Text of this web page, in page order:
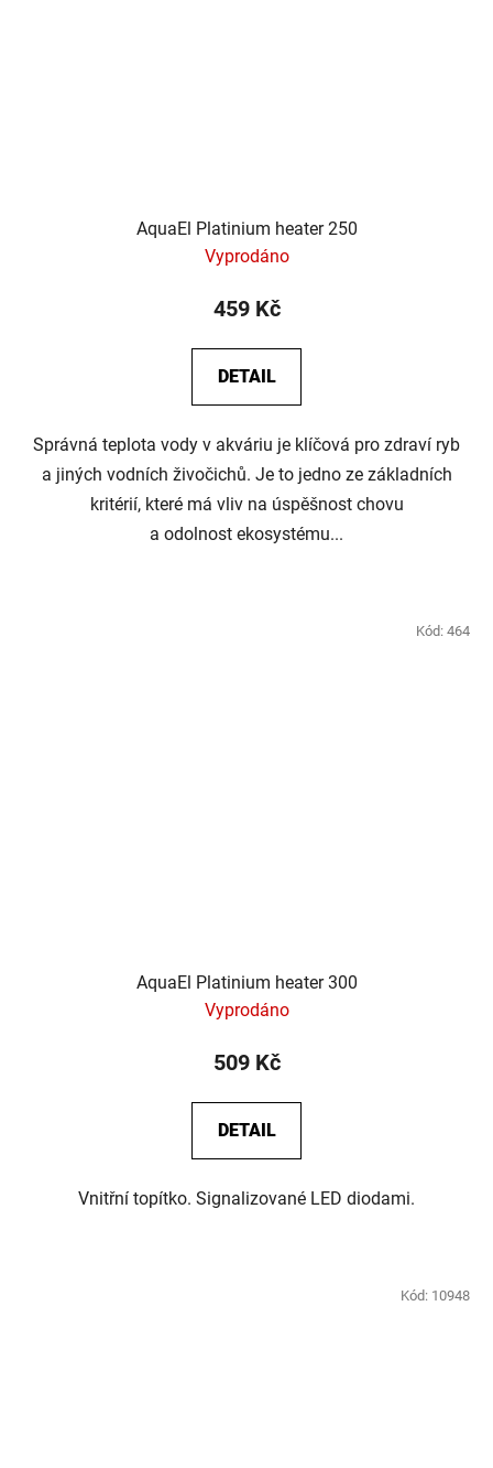
AquaEl Platinium heater 250
Vyprodáno
459 Kč
DETAIL
Správná teplota vody v akváriu je klíčová pro zdraví ryb
a jiných vodních živočichů. Je to jedno ze základních
kritérií, které má vliv na úspěšnost chovu
a odolnost ekosystému...
AquaEl Platinium heater 300
Vyprodáno
509 Kč
DETAIL
Vnitřní topítko. Signalizované LED diodami.
Kód: 464
Kód: 10948